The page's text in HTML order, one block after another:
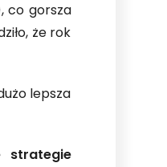
co gorsza
że rok
lepsza
strategie